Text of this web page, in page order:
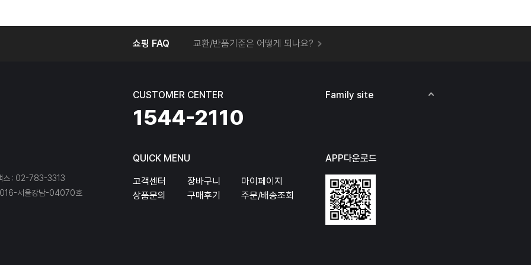
쇼핑 FAQ
온라인에서 주문 후 오프라인 매장에서 상품을 수령할 수 있나요?
교환/반품기준은 어떻게 되나요?
온라인에서 구매한 상품 오프라인에서 반품이 가능한가요?
스 : 02-783-3313
서울강남-04070호
CUSTOMER CENTER
1544-2110
Family site
QUICK MENU
고객센터 장바구니
마이페이지
상품문의
구매후기 주문/배송조회
APP다운로드